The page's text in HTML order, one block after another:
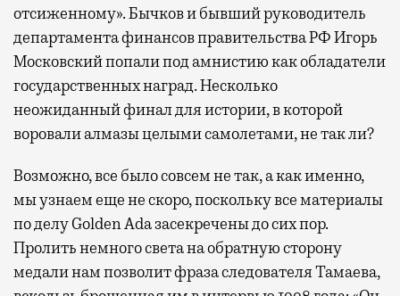
отсиженному». Бычков и бывший руководитель
департамента финансов правительства РФ Игорь
Московский попали под амнистию как обладатели
государственных наград. Несколько
неожиданный финал для истории, в которой
воровали алмазы целыми самолетами, не так ли?
Возможно, все было совсем не так, а как именно,
мы узнаем еще не скоро, поскольку все материалы
по делу Golden Ada засекречены до сих пор.
Пролить немного света на обратную сторону
медали нам позволит фраза следователя Тамаева,